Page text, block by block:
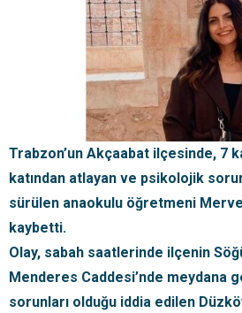
Trabzon’un Akçaabat ilçesinde, 7
katından atlayan ve psikolojik
sürülen anaokulu öğretmeni Merve
kaybetti.
Olay, sabah saatlerinde ilçenin
Menderes Caddesi’nde meydana
sorunları olduğu iddia edilen